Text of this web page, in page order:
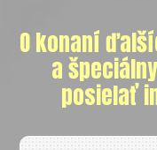
O konaní
a
posielať